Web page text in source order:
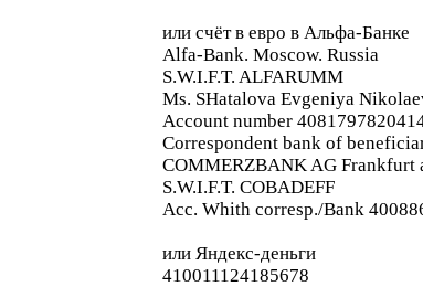
или счёт в евро в Альфа-Банке
Alfa-Bank. Moscow. Russia
S.W.I.F.T. ALFARUMM
Ms. SHatalova Evgeniya
Account number
Correspondent bank of
COMMERZBANK AG Frankfurt
S.W.I.F.T. COBADEFF
Acc. Whith corresp./Bank
или Яндекс-деньги
410011124185678